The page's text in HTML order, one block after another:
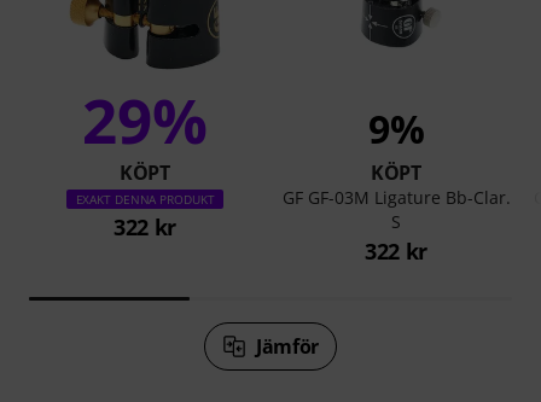
29%
KÖPT
EXAKT DENNA PRODUKT
322 kr
9%
KÖPT
GF GF-03M Ligature Bb-Clar.
S
322 kr
Jämför